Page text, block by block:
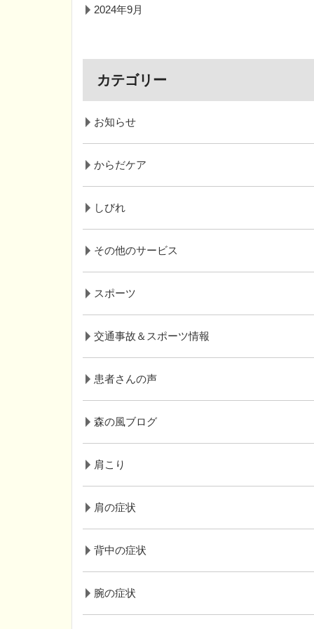
2024年9月
カテゴリー
お知らせ
からだケア
しびれ
その他のサービス
スポーツ
交通事故＆スポーツ情報
患者さんの声
森の風ブログ
肩こり
肩の症状
背中の症状
腕の症状